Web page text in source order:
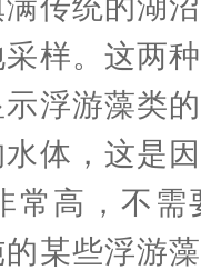
传统的湖
样。这两
浮游藻类
体，这是
常高，不需
某些浮游